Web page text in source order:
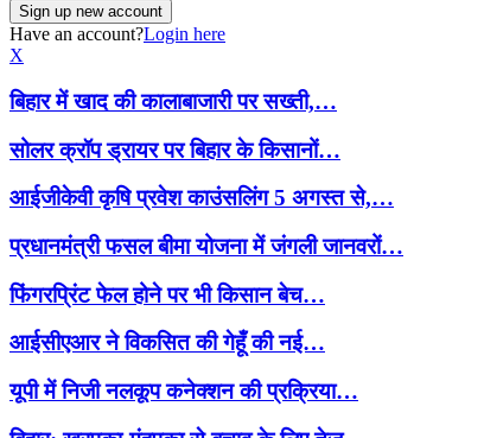
Have an account?Login here
X
बिहार में खाद की कालाबाजारी पर सख्ती,…
सोलर क्रॉप ड्रायर पर बिहार के किसानों…
आईजीकेवी कृषि प्रवेश काउंसलिंग 5 अगस्त से,…
प्रधानमंत्री फसल बीमा योजना में जंगली जानवरों…
फिंगरप्रिंट फेल होने पर भी किसान बेच…
आईसीएआर ने विकसित की गेहूँ की नई…
यूपी में निजी नलकूप कनेक्शन की प्रक्रिया…